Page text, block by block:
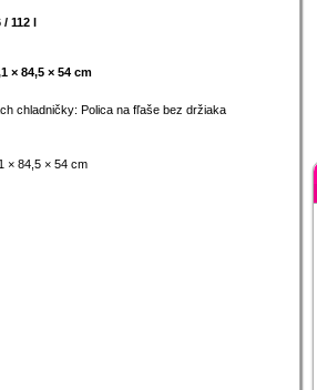
112 l
× 84,5 × 54 cm
chladničky: Polica na fľaše bez držiaka
× 84,5 × 54 cm